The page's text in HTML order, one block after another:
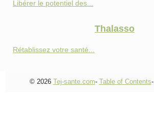
Libérer le potentiel des...
Thalasso
Rétablissez votre santé...
© 2026 Tej-sante.com- Table of Contents-